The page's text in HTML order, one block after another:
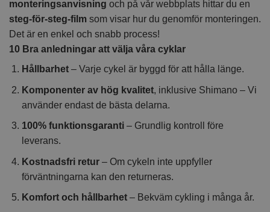
monteringsanvisning och på vår webbplats hittar du en
steg-för-steg-film som visar hur du genomför monteringen.
Det är en enkel och snabb process!
10 Bra anledningar att välja våra cyklar
Hållbarhet– Varje cykel är byggd för att hålla länge.
Komponenter av hög kvalitet, inklusive Shimano – Vi
använder endast de bästa delarna.
100% funktionsgaranti– Grundlig kontroll före
leverans.
Kostnadsfri retur– Om cykeln inte uppfyller
förväntningarna kan den returneras.
Komfort och hållbarhet– Bekväm cykling i många år.